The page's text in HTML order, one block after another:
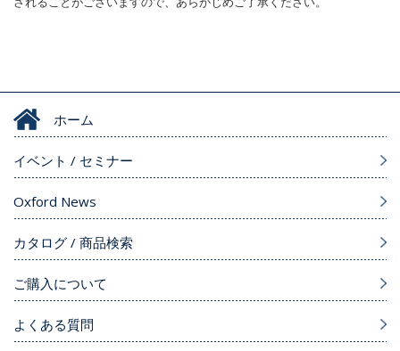
ホーム
イベント / セミナー
Oxford News
カタログ / 商品検索
ご購入について
よくある質問